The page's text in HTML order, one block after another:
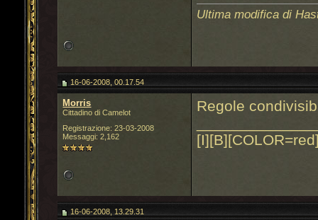
Ultima modifica di
16-06-2008, 00.17.54
Morris
Cittadino di Camelot
Registrazione: 23-03-2008
Messaggi: 2,162
Regole
16-06-2008, 13.29.31